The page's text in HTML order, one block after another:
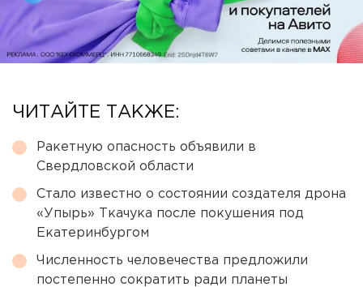
ЧИТАЙТЕ ТАКЖЕ:
Ракетную опасность объявили в
Свердловской области
Стало известно о состоянии создателя дрона
«Упырь» Ткачука после покушения под
Екатеринбургом
Численность человечества предложили
постепенно сократить ради планеты